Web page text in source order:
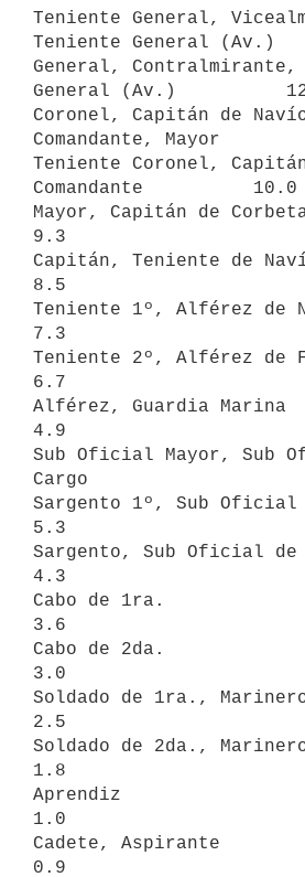
Teniente General,
Teniente General (Av.)
General,
General (Av.)
Coronel, Capitán de
Comandante, Mayor
Teniente Coronel,
Comandante          10.0
Mayor, Capitán de
9.3
Capitán, Teniente de
8.5
Teniente 1º, Alférez de
7.3
Teniente 2º, Alférez de
6.7
Alférez, Guardia Marina
4.9
Sub Oficial Mayor, Sub
Cargo
Sargento 1º, Sub Oficial
5.3
Sargento, Sub Oficial de
4.3
Cabo de 1ra.
3.6
Cabo de 2da.
3.0
Soldado de 1ra.,
2.5
Soldado de 2da.,
1.8
Aprendiz
1.0
Cadete, Aspirante